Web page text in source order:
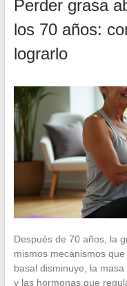
Perder grasa
los 70 años:
lograrlo
Después de 70 años, la
mismos mecanismos
basal disminuye, la
y las hormonas que